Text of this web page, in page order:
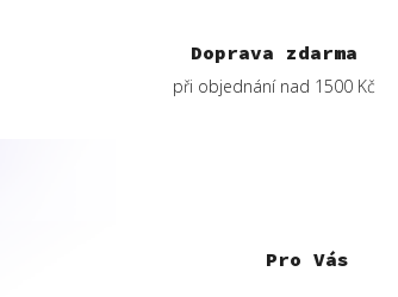
Doprava zdarma
při objednání nad 1500 Kč
Pro Vás